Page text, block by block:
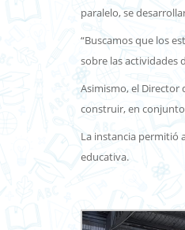
paralelo, se
“Buscamos que los
sobre las actividades
Asimismo, el Director
construir, en
La instancia permitió
educativa.